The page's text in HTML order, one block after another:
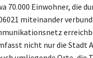
70.000 Einwohner, die
miteinander
nicht nur die Stadt